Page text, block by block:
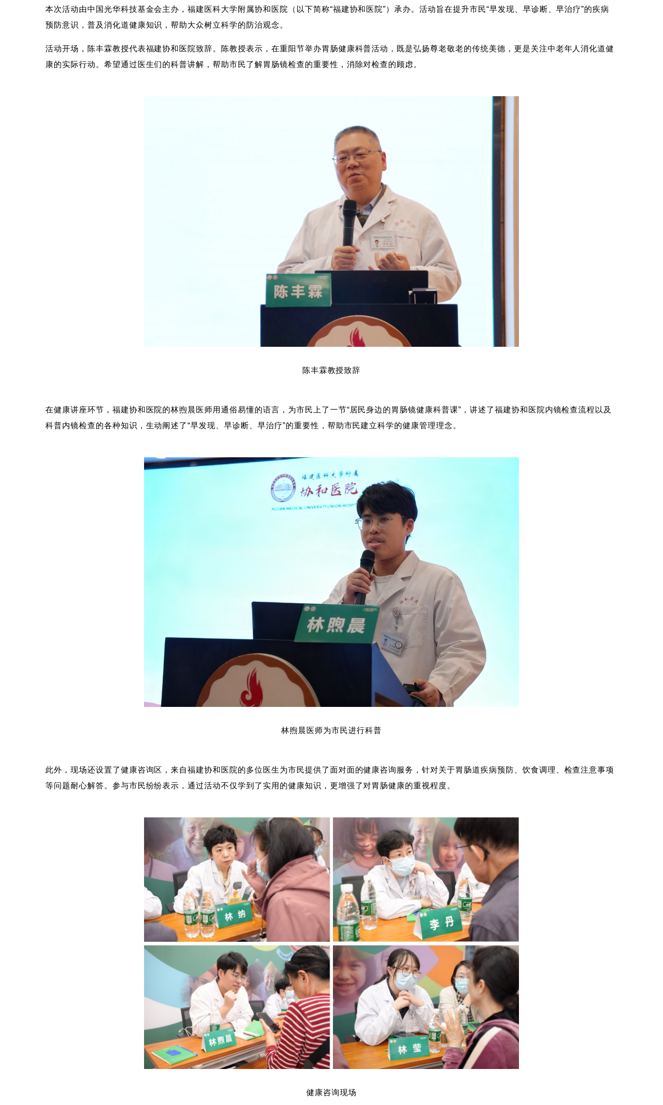
本次活动由中国光华科技基金会主办，福建医科大学附属协和医院（以下简称“福建协和医院”）承办。活动旨在提升市民“早发现、早诊断、早治疗”的疾病
预防意识，普及消化道健康知识，帮助大众树立科学的防治观念。
活动开场，陈丰霖教授代表福建协和医院致辞。陈教授表示，在重阳节举办胃肠健康科普活动，既是弘扬尊老敬老的传统美德，更是关注中老年人消化道健
康的实际行动。希望通过医生们的科普讲解，帮助市民了解胃肠镜检查的重要性，消除对检查的顾虑。
陈丰霖教授致辞
在健康讲座环节，福建协和医院的林煦晨医师用通俗易懂的语言，为市民上了一节“居民身边的胃肠镜健康科普课”，讲述了福建协和医院内镜检查流程以及
科普内镜检查的各种知识，生动阐述了“早发现、早诊断、早治疗”的重要性，帮助市民建立科学的健康管理理念。
林煦晨医师为市民进行科普
此外，现场还设置了健康咨询区，来自福建协和医院的多位医生为市民提供了面对面的健康咨询服务，针对关于胃肠道疾病预防、饮食调理、检查注意事项
等问题耐心解答。参与市民纷纷表示，通过活动不仅学到了实用的健康知识，更增强了对胃肠健康的重视程度。
健康咨询现场